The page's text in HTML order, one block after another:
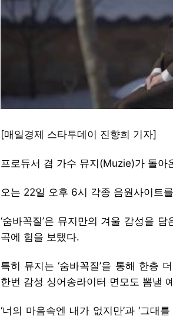
[매일경제 스타투데이 진향희 기자]
프로듀서 겸 가수 뮤지(Muzie)가 돌아
오는 22일 오후 6시 각종 음원사이트
‘숨바꼭질’은 뮤지만의 겨울 감성을
곡에 힘을 보탰다.
특히 뮤지는 ‘숨바꼭질’을 통해 한층
한번 감성 싱어송라이터 면모도 뽐낼
‘너의 마음속엔 내가 없지만’과 ‘그대